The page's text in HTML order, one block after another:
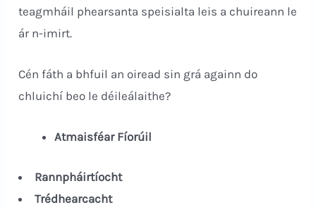
teagmháil phearsanta speisialta leis a chuireann le
ár n-imirt.
Cén fáth a bhfuil an oiread sin grá againn do
chluichí beo le déileálaithe?
Atmaisféar Fíorúil
Rannpháirtíocht
Trédhearcacht